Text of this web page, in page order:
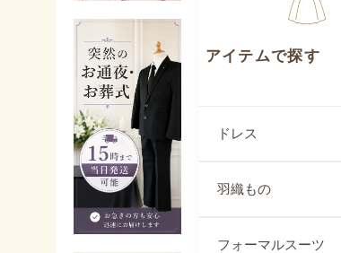
アイテム
ドレス
羽織もの
フォーマルスーツ